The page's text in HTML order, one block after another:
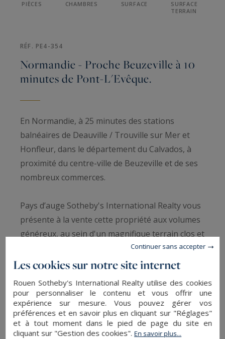
PIÈCES CHAMBRES SURFACE
SURFACE
TERRAIN
RÉF. PE4-354
Normandie - Proche Beuzeville à 10
minutes de Pont-L'Evêque.
En Normandie, à 25 minutes des stations
balnéaires de Deauville / Trouville sur Mer et
Honfleur, dans le département du Calvados, à
proximité du centre-ville de Beuzeville et de ses
nombreux commerces.
Pays d’auge Sotheby's International Realty vous
présente à la vente cette propriété aux volumes
généreux, au sein d'un magnifique terrain clos et
arboré de plus d’un hectare à l'abri des regards.
lumineuse et spacieuse, est agencée comme suit
:
Au rez-de-chaussée : une entrée desservant un
vaste salon/séjour d’environ 70 m2 avec
Les cookies sur notre site internet
Rouen Sotheby's International Realty utilise des cookies
pour personnaliser le contenu et vous offrir une
expérience sur mesure. Vous pouvez gérer vos
préférences et en savoir plus en cliquant sur "Réglages"
et à tout moment dans le pied de page du site en
cliquant sur "Gestion des cookies".En savoir plus...
Continuer sans accepter